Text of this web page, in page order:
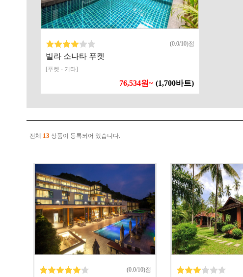
(0.0/10)점
빌라 소나타 푸켓
[푸켓 - 기타]
76,534원~ (1,700바트)
전체 13 상품이 등록되어 있습니다.
(0.0/10)점